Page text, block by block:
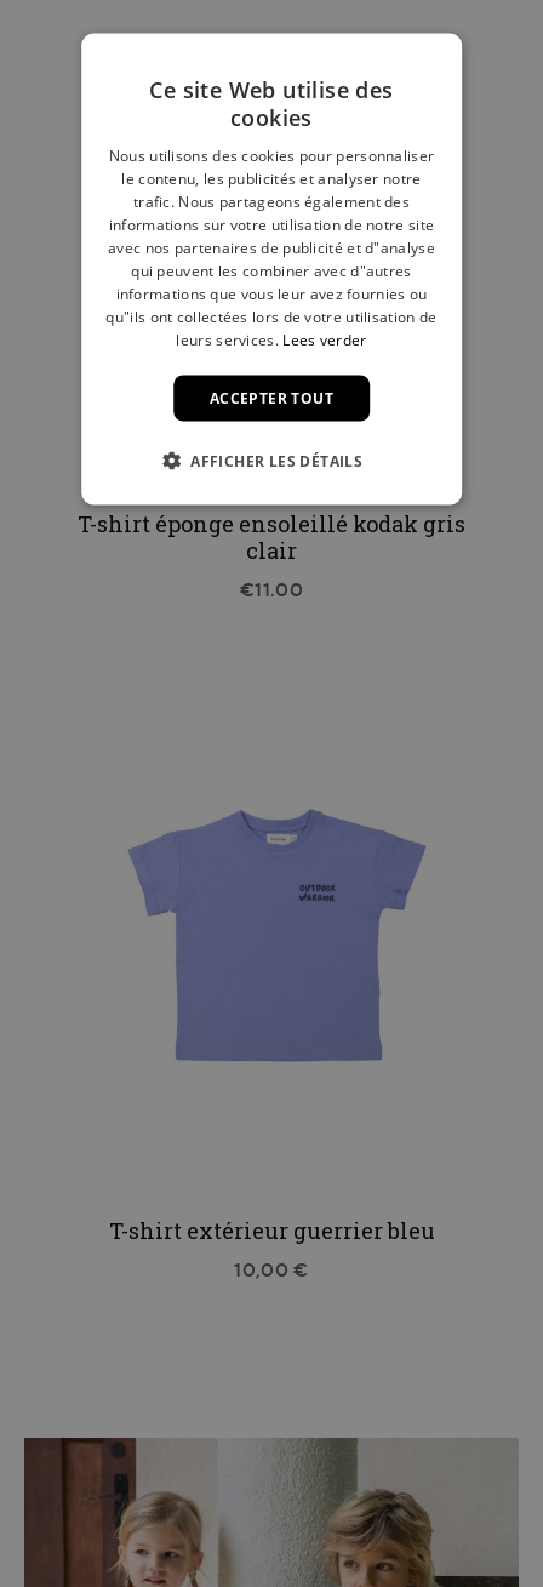
T-shirt éponge ensoleillé kodak gris
clair
€11.00
T-shirt extérieur guerrier bleu
10,00 €
Ce site Web utilise des
cookies
Nous utilisons des cookies pour personnaliser
le contenu, les publicités et analyser notre
trafic. Nous partageons également des
informations sur votre utilisation de notre site
avec nos partenaires de publicité et d"analyse
qui peuvent les combiner avec d"autres
informations que vous leur avez fournies ou
qu"ils ont collectées lors de votre utilisation de
leurs services. Lees verder
ACCEPTER TOUT
AFFICHER LES DÉTAILS